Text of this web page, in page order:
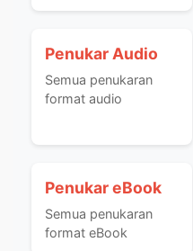
Penukar Audio
Semua penukaran
format audio
Penukar eBook
Semua penukaran
format eBook